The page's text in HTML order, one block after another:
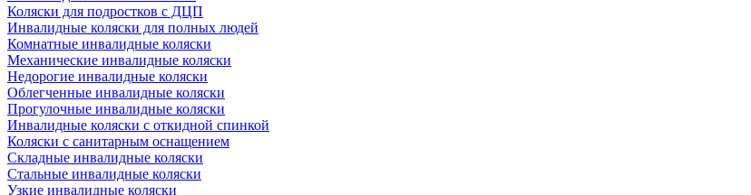
Коляски для подростков с ДЦП
Инвалидные коляски для полных людей
Комнатные инвалидные коляски
Механические инвалидные коляски
Недорогие инвалидные коляски
Облегченные инвалидные коляски
Прогулочные инвалидные коляски
Инвалидные коляски с откидной спинкой
Коляски с санитарным оснащением
Складные инвалидные коляски
Стальные инвалидные коляски
Узкие инвалидные коляски